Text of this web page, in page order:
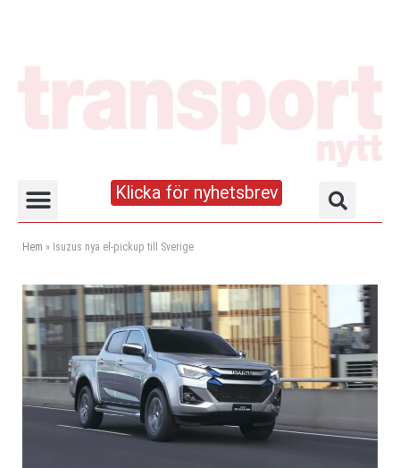
Klicka för nyhetsbrev
Hem » Isuzus nya el-pickup till Sverige